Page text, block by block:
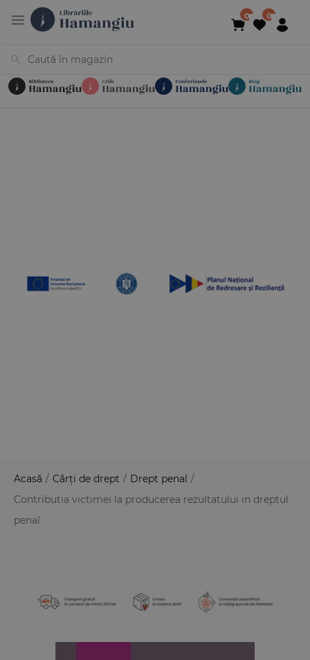
Acasă / Cărți de drept / Drept penal /
Contributia victimei la producerea rezultatului in dreptul
penal